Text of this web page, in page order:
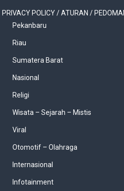
PRIVACY POLICY / ATURAN /
Pekanbaru
Riau
Sumatera Barat
Nasional
Religi
Wisata – Sejarah – Mistis
Viral
Otomotif – Olahraga
Internasional
Infotainment